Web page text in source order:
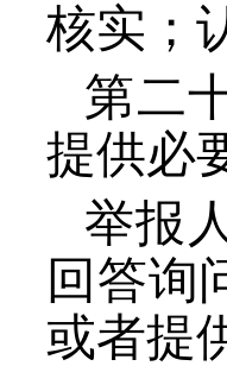
核实；
第二
提供必
举报
回答询
或者提